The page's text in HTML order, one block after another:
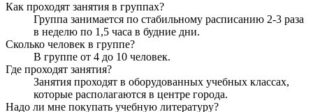
Как проходят занятия в группах?
Группа занимается по стабильному расписанию 2-3 раза
в неделю по 1,5 часа в будние дни.
Сколько человек в группе?
В группе от 4 до 10 человек.
Где проходят занятия?
Занятия проходят в оборудованных учебных классах,
которые располагаются в центре города.
Надо ли мне покупать учебную литературу?